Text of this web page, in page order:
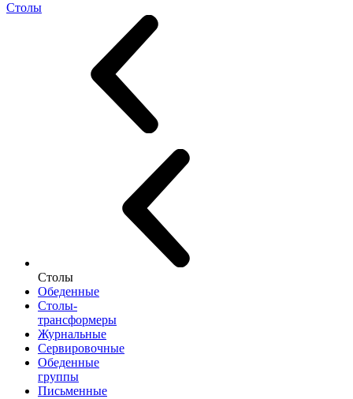
Столы
Столы
Обеденные
Столы-
трансформеры
Журнальные
Сервировочные
Обеденные
группы
Письменные